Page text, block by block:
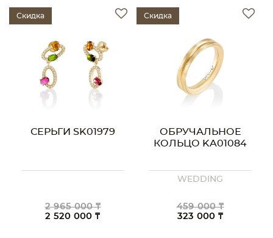
Скидка
СЕРЬГИ SK01979
2 965 000 ₸
2 520 000 ₸
Скидка
ОБРУЧАЛЬНОЕ
КОЛЬЦО KA01084
WEDDING
459 000 ₸
323 000 ₸